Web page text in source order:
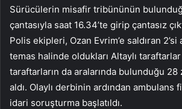
Sürücülerin misafir tribününün
çantasıyla saat 16.34’te girip çantasız
Polis ekipleri, Ozan Evrim’e saldıran
temas halinde oldukları Altaylı
taraftarların da aralarında bulunduğu 28
aldı. Olaylı derbinin ardından ambulans
idari soruşturma başlatıldı.